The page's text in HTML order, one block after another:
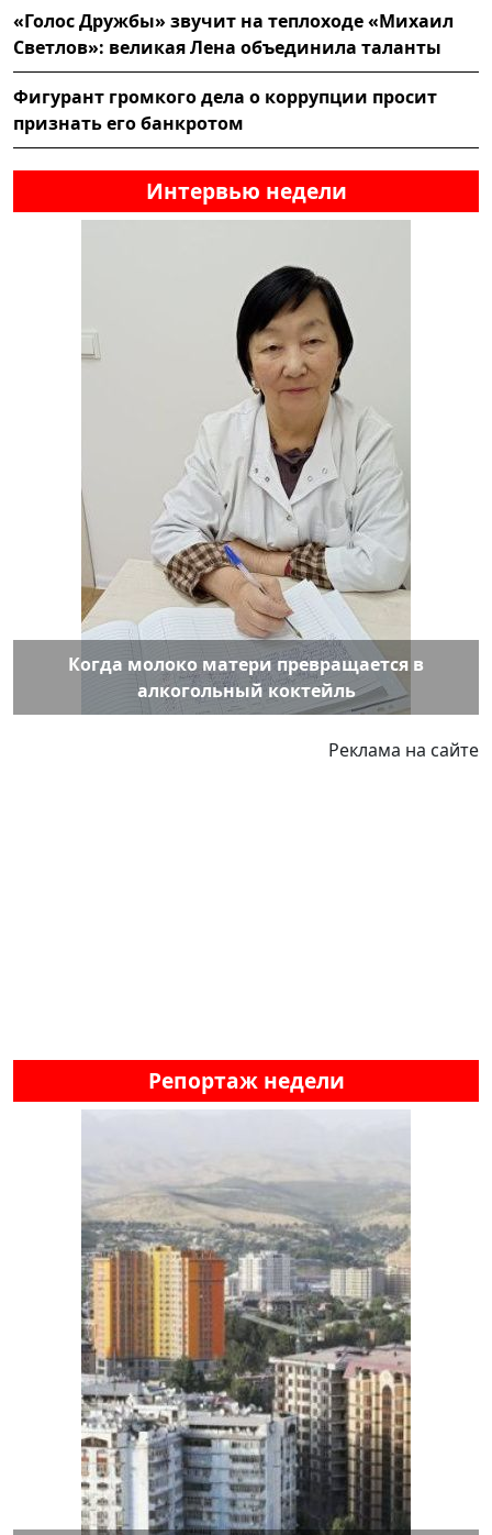
«Голос Дружбы» звучит на теплоходе «Михаил
Светлов»: великая Лена объединила таланты
Фигурант громкого дела о коррупции просит
признать его банкротом
Интервью недели
Когда молоко матери превращается в
алкогольный коктейль
Реклама на сайте
Репортаж недели